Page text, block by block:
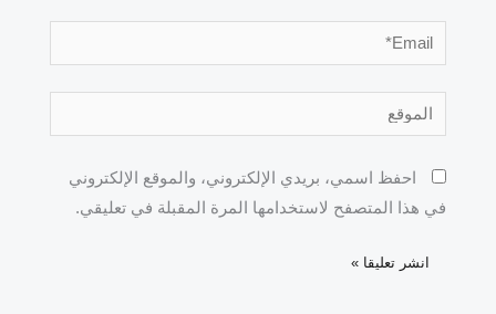
Email*
الموقع
احفظ اسمي، بريدي الإلكتروني، والموقع الإلكتروني
في هذا المتصفح لاستخدامها المرة المقبلة في تعليقي.